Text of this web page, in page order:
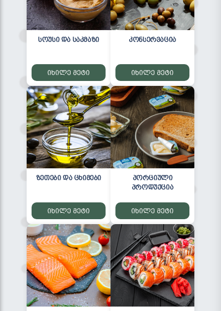
სოუსი და საკმაზი
იხილე მეტი
კონსერვაცია
იხილე მეტი
ზეთები და ცხიმები
იხილე მეტი
პორციული
პროდუქცია
იხილე მეტი